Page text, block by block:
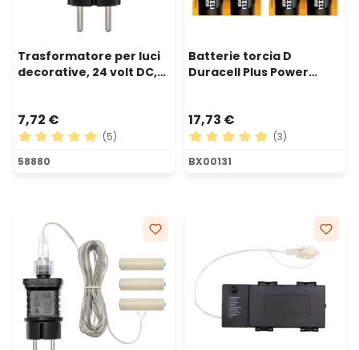
Trasformatore per luci
decorative, 24 volt DC,
7,72 €
Valutazione media di 5 su 5 stelle
(5)
58880
Batterie torcia D
Duracell Plus Power
17,73 €
Valutazione media di 5 su
(3)
BX00131